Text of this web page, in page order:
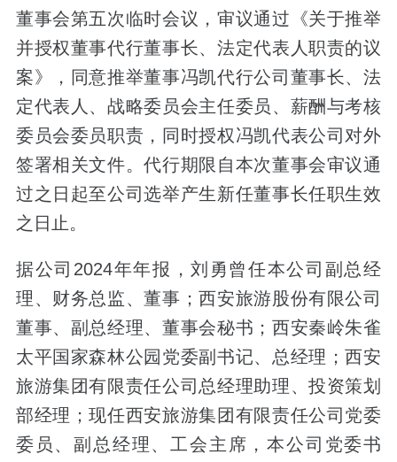
董事会第五次临时会议，审议通过《关于推举
并授权董事代行董事长、法定代表人职责的议
案》，同意推举董事冯凯代行公司董事长、法
定代表人、战略委员会主任委员、薪酬与考核
委员会委员职责，同时授权冯凯代表公司对外
签署相关文件。代行期限自本次董事会审议通
过之日起至公司选举产生新任董事长任职生效
之日止。
据公司2024年年报，刘勇曾任本公司副总经
理、财务总监、董事；西安旅游股份有限公司
董事、副总经理、董事会秘书；西安秦岭朱雀
太平国家森林公园党委副书记、总经理；西安
旅游集团有限责任公司总经理助理、投资策划
部经理；现任西安旅游集团有限责任公司党委
委员、副总经理、工会主席，本公司党委书